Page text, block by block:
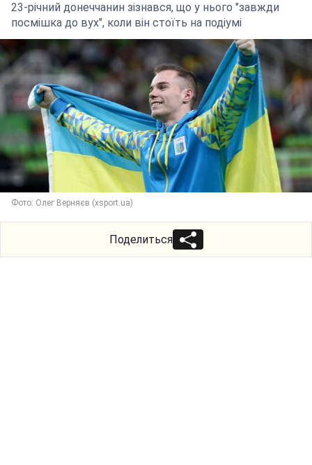
23-річний донеччанин зізнався, що у нього "завжди
посмішка до вух", коли він стоїть на подіумі
Фото: Олег Верняєв (xsport.ua)
Поделиться